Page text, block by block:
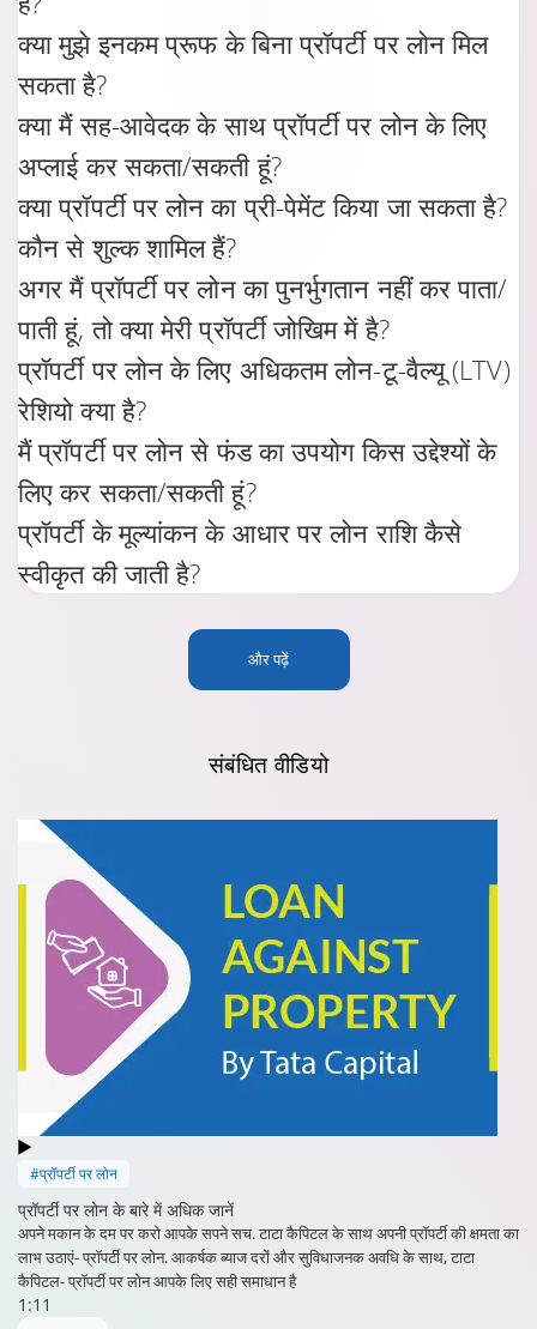
क्या मुझे इनकम प्रूफ के बिना प्रॉपर्टी पर लोन मिल
सकता है?
क्या मैं सह-आवेदक के साथ प्रॉपर्टी पर लोन के लिए
अप्लाई कर सकता/सकती हूं?
क्या प्रॉपर्टी पर लोन का प्री-पेमेंट किया जा सकता है?
कौन से शुल्क शामिल हैं?
अगर मैं प्रॉपर्टी पर लोन का पुनर्भुगतान नहीं कर पाता/
पाती हूं, तो क्या मेरी प्रॉपर्टी जोखिम में है?
प्रॉपर्टी पर लोन के लिए अधिकतम लोन-टू-वैल्यू (LTV)
रेशियो क्या है?
मैं प्रॉपर्टी पर लोन से फंड का उपयोग किस उद्देश्यों के
लिए कर सकता/सकती हूं?
प्रॉपर्टी के मूल्यांकन के आधार पर लोन राशि कैसे
स्वीकृत की जाती है?
#प्रॉपर्टी पर लोन
प्रॉपर्टी पर लोन के बारे में अधिक जानें
अपने मकान के दम पर करो आपके सपने सच. टाटा कैपिटल के साथ अपनी प्रॉपर्टी की क्षमता का
लाभ उठाएं- प्रॉपर्टी पर लोन. आकर्षक ब्याज दरों और सुविधाजनक अवधि के साथ, टाटा
कैपिटल- प्रॉपर्टी पर लोन आपके लिए सही समाधान है
1:11
शेयर करें